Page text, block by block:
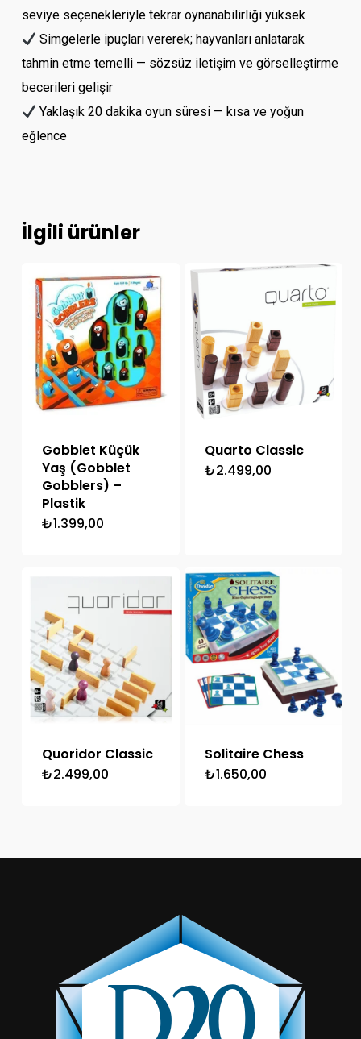
seviye seçenekleriyle tekrar oynanabilirliği yüksek
Simgelerle ipuçları vererek; hayvanları anlatarak
tahmin etme temelli — sözsüz iletişim ve görselleştirme
becerileri gelişir
Yaklaşık 20 dakika oyun süresi — kısa ve yoğun
eğlence
İlgili ürünler
Gobblet Küçük
Yaş (Gobblet
Gobblers) –
Plastik
₺1.399,00
Quarto Classic
₺2.499,00
Quoridor Classic
₺2.499,00
Solitaire Chess
₺1.650,00